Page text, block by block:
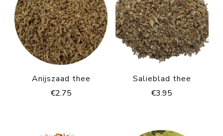
Anijszaad thee
€2.75
Salieblad thee
€3.95